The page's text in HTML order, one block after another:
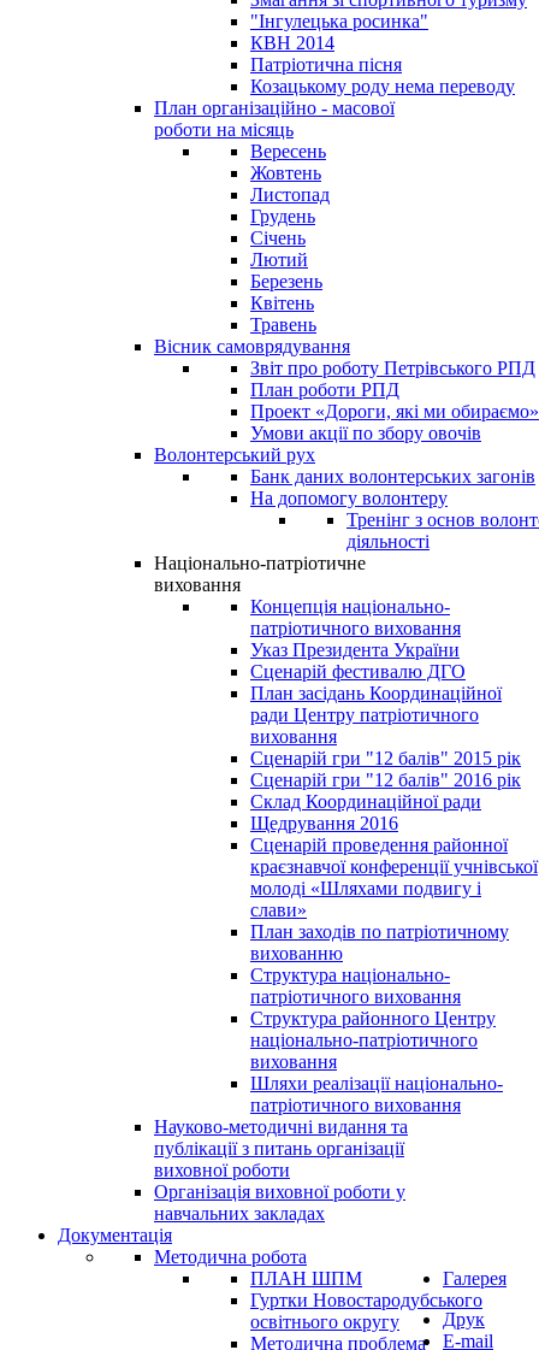
"Інгулецька росинка"
КВН 2014
Патріотична пісня
Козацькому роду нема переводу
План організаційно - масової
роботи на місяць
Вересень
Жовтень
Листопад
Грудень
Січень
Лютий
Березень
Квітень
Травень
Вісник самоврядування
Звіт про роботу Петрівського РПД
План роботи РПД
Проект «Дороги, які ми обираємо»
Умови акції по збору овочів
Волонтерський рух
Банк даних волонтерських загонів
На допомогу волонтеру
Тренінг з основ
діяльності
Національно-патріотичне
виховання
Концепція національно-
патріотичного виховання
Указ Президента України
Сценарій фестивалю ДГО
План засідань Координаційної
ради Центру патріотичного
виховання
Сценарій гри "12 балів" 2015 рік
Сценарій гри "12 балів" 2016 рік
Склад Координаційної ради
Щедрування 2016
Сценарій проведення районної
краєзнавчої конференції учнівської
молоді «Шляхами подвигу і
слави»
План заходів по патріотичному
вихованню
Структура національно-
патріотичного виховання
Структура районного Центру
національно-патріотичного
виховання
Шляхи реалізації національно-
патріотичного виховання
Науково-методичні видання та
публікації з питань організації
виховної роботи
Організація виховної роботи у
навчальних закладах
Документація
Методична робота
ПЛАН ШПМ
Гуртки Новостародубського
освітнього округу
Методична проблема
Галерея
Друк
E-mail